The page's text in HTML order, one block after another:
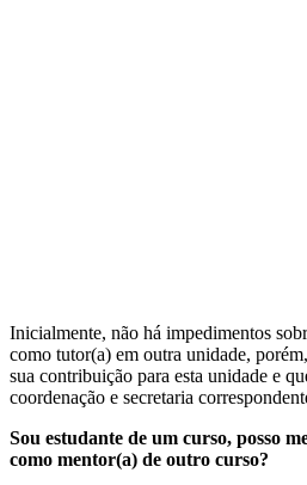
Inicialmente, não há impedimentos
como tutor(a) em outra unidade,
sua contribuição para esta unidade e
coordenação e secretaria
Sou estudante de um curso, posso
como mentor(a) de outro curso?